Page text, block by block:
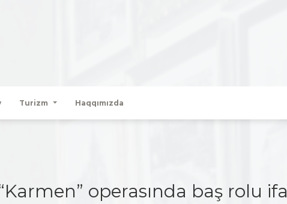
Turizm Haqqımızda
operasında baş rolu ifa